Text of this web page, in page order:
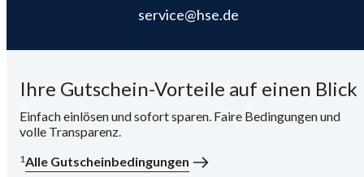
service@hse.de
Ihre Gutschein-Vorteile auf einen Blick
Einfach einlösen und sofort sparen. Faire Bedingungen und
volle Transparenz.
1Alle Gutscheinbedingungen